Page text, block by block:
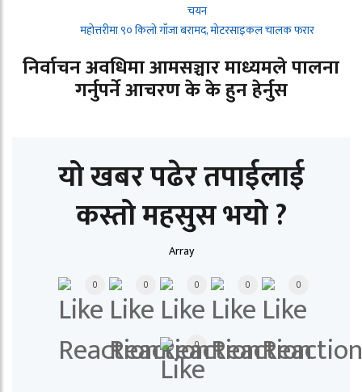
चयन
महोत्तरीमा ९० किलो गाँजा बरामद, मोटरसाइकल चालक फरार
निर्वाचन अवधिमा आमसञ्चार माध्यमले पालना
गर्नुपर्ने आचरण के के हुन हेर्नुस
यो खबर पढेर तपाईलाई
कस्तो महसुस भयो ?
Array
0 0 0 0 0
0